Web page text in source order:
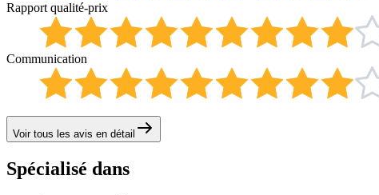
Rapport qualité-prix
Communication
Voir tous les avis en détail
Spécialisé dans